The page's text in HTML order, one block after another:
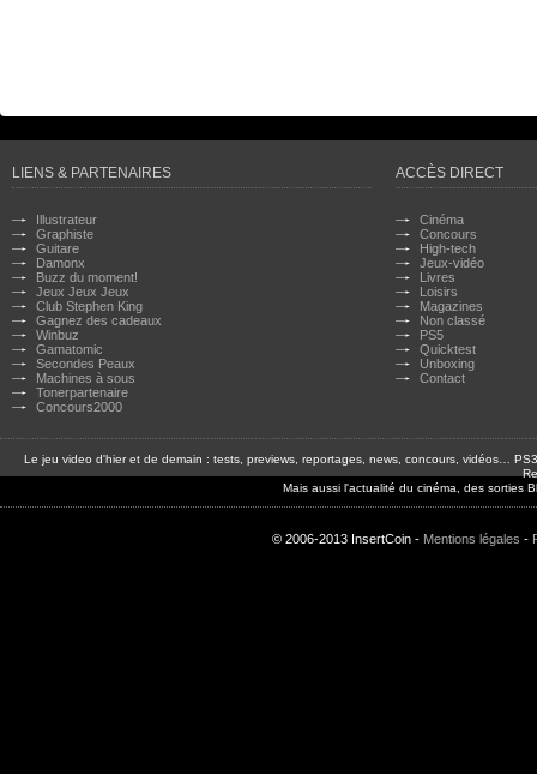
LIENS & PARTENAIRES
Illustrateur
Graphiste
Guitare
Damonx
Buzz du moment!
Jeux Jeux Jeux
Club Stephen King
Gagnez des cadeaux
Winbuz
Gamatomic
Secondes Peaux
Machines à sous
Tonerpartenaire
Concours2000
ACCÈS DIRECT
Cinéma
Concours
High-tech
Jeux-vidéo
Livres
Loisirs
Magazines
Non classé
PS5
Quicktest
Unboxing
Contact
Le jeu video d'hier et de demain : tests, previews, reportages, news, concours, vidéos…
Mais aussi l'actualité du cinéma, des sorties
© 2006-2013 InsertCoin - Mentions légales -